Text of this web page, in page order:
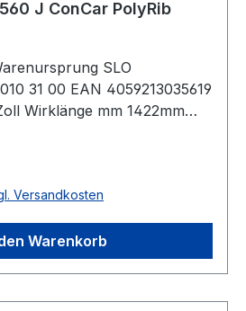
J ConCar PolyRib
SLO
31 00 EAN 4059213035619
Wirklänge mm 1422mm
Neoprene Zugstrang
2,34mm Höhe 3,3mm
Versandkosten
Warenkorb